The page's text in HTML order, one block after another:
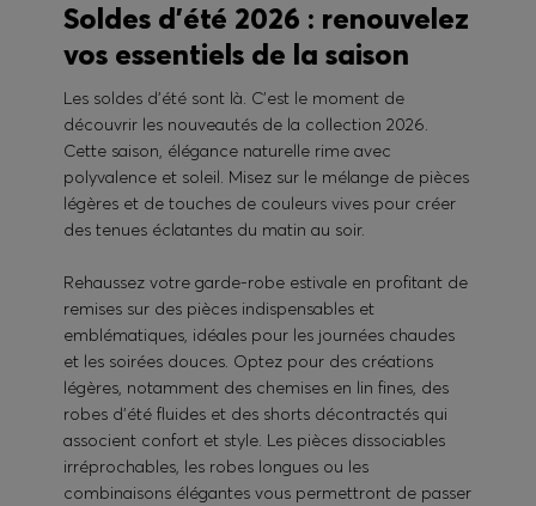
Soldes d’été 2026 : renouvelez
vos essentiels de la saison
Les soldes d’été sont là. C’est le moment de
découvrir les nouveautés de la collection 2026.
Cette saison, élégance naturelle rime avec
polyvalence et soleil. Misez sur le mélange de pièces
légères et de touches de couleurs vives pour créer
des tenues éclatantes du matin au soir.
Rehaussez votre garde-robe estivale en profitant de
remises sur des pièces indispensables et
emblématiques, idéales pour les journées chaudes
et les soirées douces. Optez pour des créations
légères, notamment des chemises en lin fines, des
robes d’été fluides et des shorts décontractés qui
associent confort et style. Les pièces dissociables
irréprochables, les robes longues ou les
combinaisons élégantes vous permettront de passer